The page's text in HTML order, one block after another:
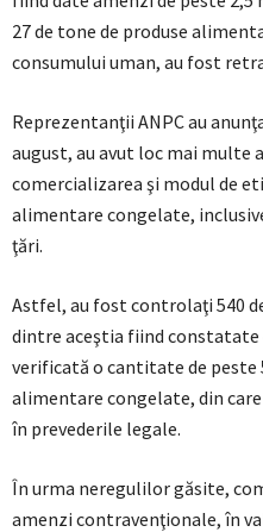
27 de tone de produse
consumului uman, au fost
Reprezentanţii ANPC au
august, au avut loc mai multe
comercializarea şi modul de
alimentare congelate,
ţări.
Astfel, au fost controlaţi 540
dintre aceştia fiind
verificată o cantitate de peste
alimentare congelate, din care
în prevederile legale.
În urma neregulilor găsite,
amenzi contravenţionale, în